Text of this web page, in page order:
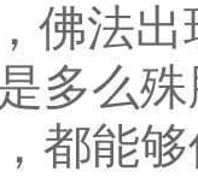
佛法
多么
都能